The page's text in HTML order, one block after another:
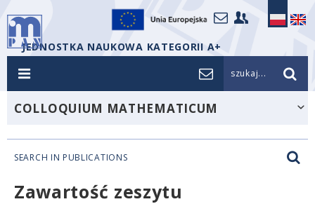
JEDNOSTKA NAUKOWA KATEGORII A+
szukaj...
COLLOQUIUM MATHEMATICUM
SEARCH IN PUBLICATIONS
Zawartość zeszytu